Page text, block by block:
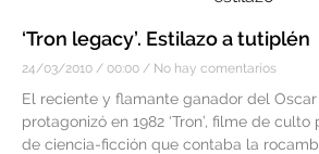
‘Tron legacy’. Estilazo a tutiplén
24/03/2010 00:00 No hay comentarios
El reciente y flamante ganador del
protagonizó en 1982 ‘Tron’, filme de
de ciencia-ficción que contaba la